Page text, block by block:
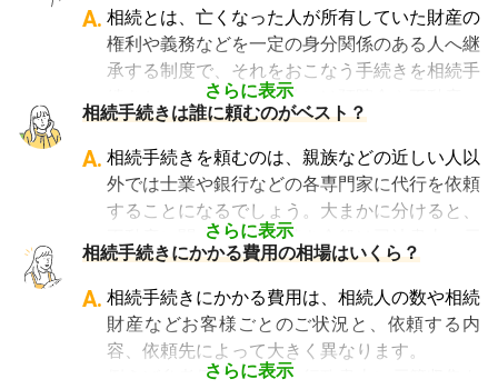
っている行政書士に相続手続きの相談をして
も、期待した結果は得られないでしょう。
また税理士であれば、相続は税理士試験の必修
科目でないことから資格試験を取る時に選択し
ていない人にとっては専門外となります。
よって、相続手続きを専門に行っている士業
や、相続手続きの実績が多数ある士業を選ぶこ
とが、スムーズで間違いのない相続手続きのた
めに非常に重要になります。
相続費用見積ガイドでは、相続手続きに強い経
が可能です。専門家選びでお困りの方は、まず
は 一括見積依頼からお問合せください。
さらに表示
A. 相続とは、亡くなった人が所有していた財産の
権利や義務などを一定の身分関係のある人へ継
承する制度で、それをおこなう手続きを相続手
続きといいます。具体的には預貯金や不動産、
借金なども含めた亡くなった人の財産を配偶者
や子どもなどの相続人に引き継ぐ手続きのこと
です。相続手続きが大変と言われるのは、その
複雑さや手続きの多さにあります。加えて役所
や銀行などに出向くことも多いことから時間も
手間もかかります。専門家に任せればそういっ
た煩わしさを大幅に減らすことができます。
相続手続きは誰に頼むのがベスト？
さらに表示
A. 相続手続きを頼むのは、親族などの近しい人以
外では士業や銀行などの各専門家に代行を依頼
することになるでしょう。大まかに分けると、
不動産に関する相続手続き全般は司法書士、戸
籍謄本の収集、預貯金口座・車などの名義変更
手続きを任せたい場合は行政書士、相続税申告
や節税対策の検討は税理士、相続人の間で争い
やトラブルになっている場合は弁護士というよ
うに状況別に頼むのがベストです。
相続手続きにかかる費用の相場はいくら？
さらに表示
A. 相続手続きにかかる費用は、相続人の数や相続
財産などお客様ごとのご状況と、依頼する内
容、依頼先によって大きく異なります。
例えば参考価格として、行政書士に戸籍収集を